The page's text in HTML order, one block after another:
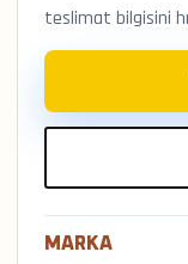
teslimat bilgisini
MARKA